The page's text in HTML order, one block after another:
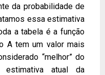
da probabilidade de
essa estimativa
a tabela é a função
A tem um valor mais
“melhor” do
atual da